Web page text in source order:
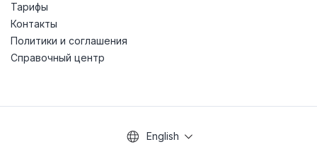
Тарифы
Контакты
Политики и соглашения
Справочный центр
English